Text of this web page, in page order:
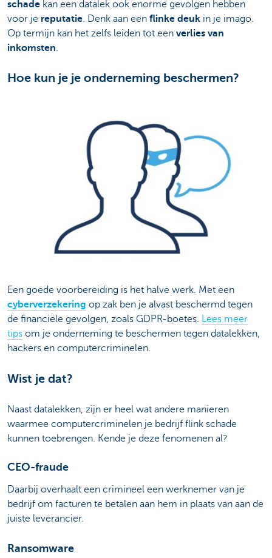
schade kan een datalek ook enorme gevolgen hebben
voor je reputatie. Denk aan een flinke deuk in je imago.
Op termijn kan het zelfs leiden tot een verlies van
inkomsten.
Hoe kun je je onderneming beschermen?
Een goede voorbereiding is het halve werk. Met een
cyberverzekering op zak ben je alvast beschermd tegen
de financiële gevolgen, zoals GDPR-boetes.
Lees meer
tips om je onderneming te beschermen tegen datalekken,
hackers en computercriminelen.
Wist je dat?
Naast datalekken, zijn er heel wat andere manieren
waarmee computercriminelen je bedrijf flink schade
kunnen toebrengen. Kende je deze fenomenen al?
CEO-fraude
Daarbij overhaalt een crimineel een werknemer van je
bedrijf om facturen te betalen aan hem in plaats van aan de
juiste leverancier.
Ransomware